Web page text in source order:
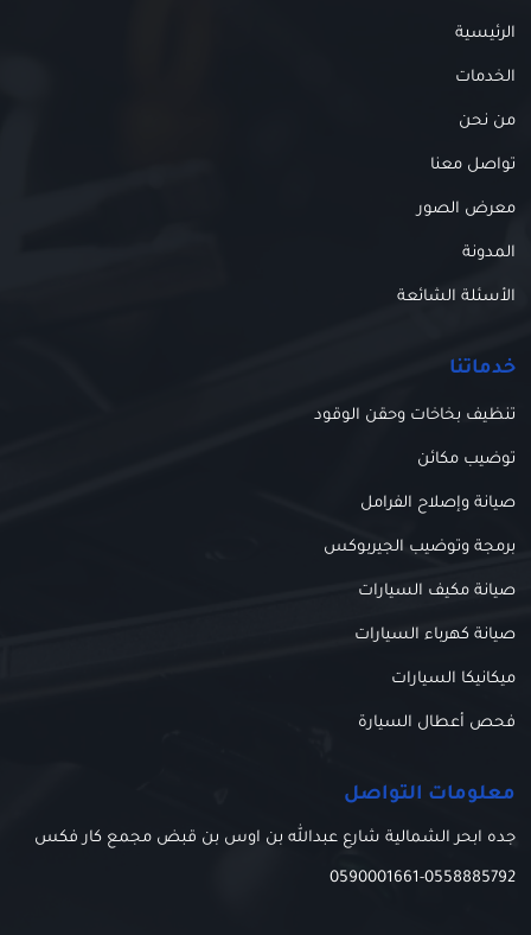
الرئيسية
الخدمات
من نحن
تواصل معنا
معرض الصور
المدونة
الأسئلة الشائعة
خدماتنا
تنظيف بخاخات وحقن الوقود
توضيب مكائن
صيانة وإصلاح الفرامل
برمجة وتوضيب الجيربوكس
صيانة مكيف السيارات
صيانة كهرباء السيارات
ميكانيكا السيارات
فحص أعطال السيارة
معلومات التواصل
جده ابحر الشمالية شارع عبدالله بن اوس بن قبض مجمع كار فكس
0558885792
-
0590001661